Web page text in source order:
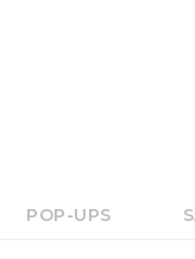
POP-UPS